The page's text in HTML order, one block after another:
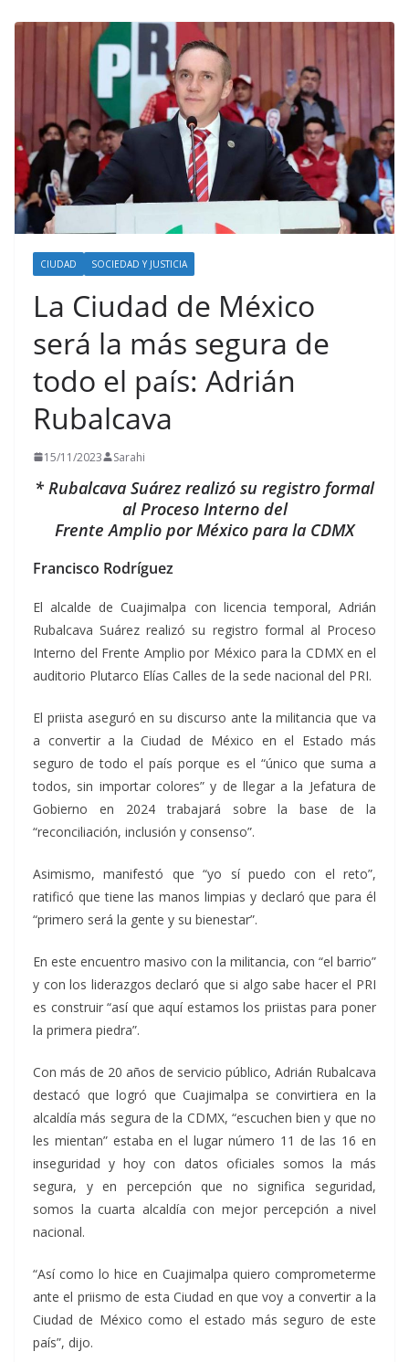
CIUDAD SOCIEDAD Y JUSTICIA
La Ciudad de México
será la más segura de
todo el país: Adrián
Rubalcava
15/11/2023 Sarahi
* Rubalcava Suárez realizó su registro formal
al Proceso Interno del
Frente Amplio por México para la CDMX
Francisco Rodríguez
El alcalde de Cuajimalpa con licencia temporal, Adrián
Rubalcava Suárez realizó su registro formal al Proceso
Interno del Frente Amplio por México para la CDMX en el
auditorio Plutarco Elías Calles de la sede nacional del PRI.
El priista aseguró en su discurso ante la militancia que va
a convertir a la Ciudad de México en el Estado más
seguro de todo el país porque es el “único que suma a
todos, sin importar colores” y de llegar a la Jefatura de
Gobierno en 2024 trabajará sobre la base de la
“reconciliación, inclusión y consenso”.
Asimismo, manifestó que “yo sí puedo con el reto”,
ratificó que tiene las manos limpias y declaró que para él
“primero será la gente y su bienestar”.
En este encuentro masivo con la militancia, con “el barrio”
y con los liderazgos declaró que si algo sabe hacer el PRI
es construir “así que aquí estamos los priistas para poner
la primera piedra”.
Con más de 20 años de servicio público, Adrián Rubalcava
destacó que logró que Cuajimalpa se convirtiera en la
alcaldía más segura de la CDMX, “escuchen bien y que no
les mientan” estaba en el lugar número 11 de las 16 en
inseguridad y hoy con datos oficiales somos la más
segura, y en percepción que no significa seguridad,
somos la cuarta alcaldía con mejor percepción a nivel
nacional.
“Así como lo hice en Cuajimalpa quiero comprometerme
ante el priismo de esta Ciudad en que voy a convertir a la
Ciudad de México como el estado más seguro de este
país”, dijo.